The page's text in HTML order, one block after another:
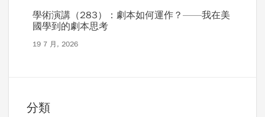
學術演講（283）：劇本如何運作？——我在美
國學到的劇本思考
19 7 月, 2026
分類